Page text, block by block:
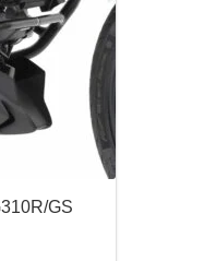
GS